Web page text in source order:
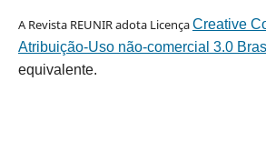
A Revista REUNIR adota LicençaCreative
Atribuição-Uso não-comercial 3.0
equivalente.